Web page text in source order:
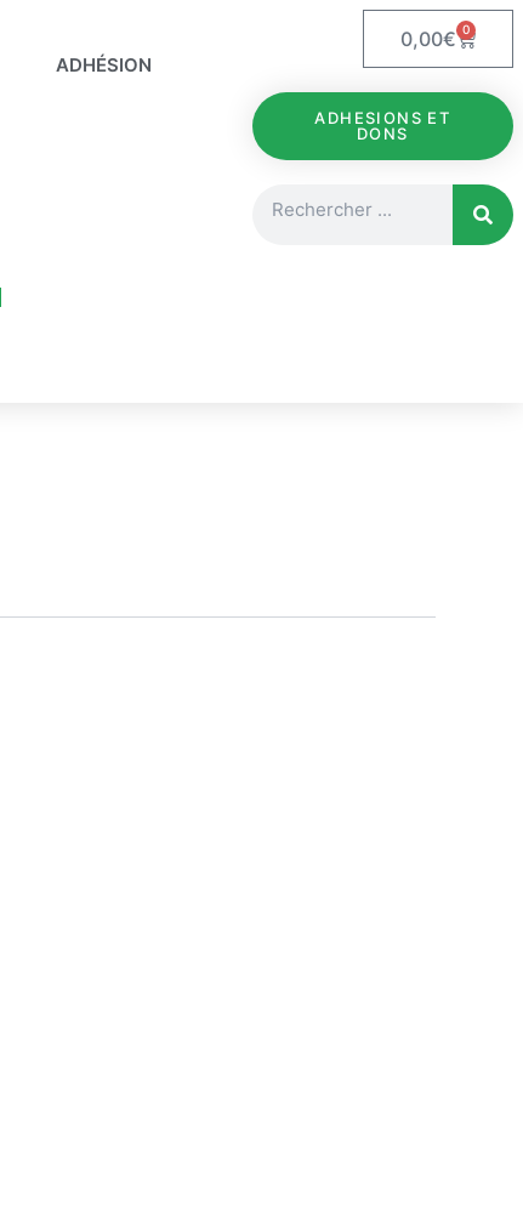
ADHÉSION
0,00€ 0
ADHESIONS ET
DONS